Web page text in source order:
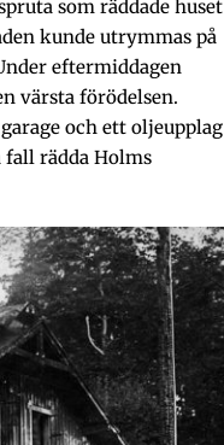
som räddade huset
kunde utrymmas på
eftermiddagen
värsta förödelsen.
och ett oljeupplag
rädda Holms